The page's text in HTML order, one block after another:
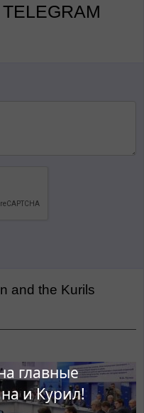
главные
и Курил!
and the Kurils